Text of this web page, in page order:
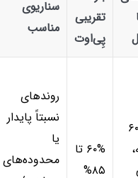
تقریبی
پِی‌اوت
سناریوی
مناسب
۵ تا ۶۰
۶۰% تا
۸۵%
روندهای
نسبتاً پایدار
یا
محدوده‌های